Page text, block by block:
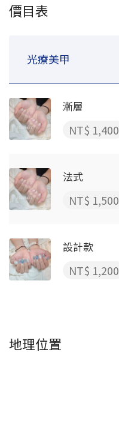
價目表
光療美甲
漸層
NT$ 1,400
法式
NT$ 1,500
設計款
NT$ 1,200
地理位置